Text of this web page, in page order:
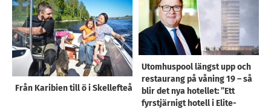
Från Karibien till ö i Skellefteå
Utomhuspool längst upp och
restaurang på våning 19 – så
blir det nya hotellet: ”Ett
fyrstjärnigt hotell i Elite-